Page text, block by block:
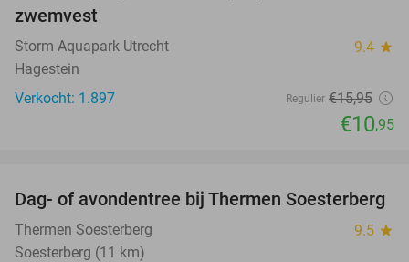
zwemvest
Storm Aquapark Utrecht 9.4 star
Hagestein
Verkocht: 1.897
Regulier €15,95
€10,95
29%
Dag- of avondentree bij Thermen Soesterberg
Thermen Soesterberg 9.5 star
Soesterberg (11 km)